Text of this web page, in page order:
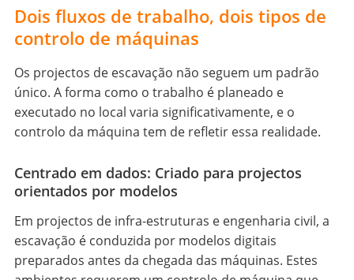
Dois fluxos de trabalho, dois tipos de
controlo de máquinas
Os projectos de escavação não seguem um padrão
único. A forma como o trabalho é planeado e
executado no local varia significativamente, e o
controlo da máquina tem de refletir essa realidade.
Centrado em dados: Criado para projectos
orientados por modelos
Em projectos de infra-estruturas e engenharia civil, a
escavação é conduzida por modelos digitais
preparados antes da chegada das máquinas. Estes